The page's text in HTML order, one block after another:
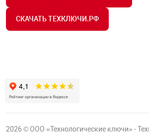
СКАЧАТЬ ТЕХКЛЮЧИ.РФ
2026 © ООО «Технологические ключи» -